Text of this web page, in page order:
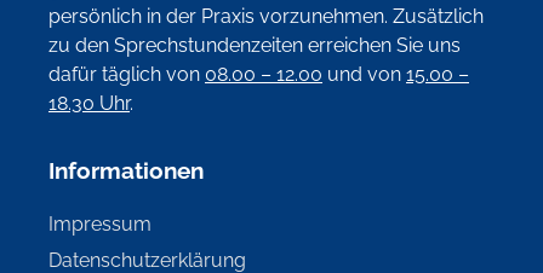
persönlich in der Praxis vorzunehmen. Zusätzlich
zu den Sprechstundenzeiten erreichen Sie uns
dafür täglich von 08.00 – 12.00 und von 15.00 –
18.30 Uhr.
Informationen
Impressum
Datenschutzerklärung